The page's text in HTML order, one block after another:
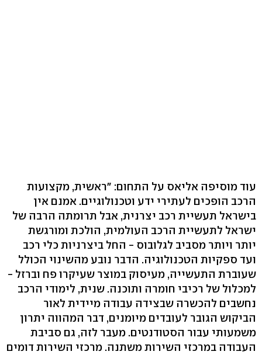
עוד מוסיפה אליאס על התחום: "ראשית, מקצועות
הרכב הופכים לעתירי ידע וטכנולוגיים. אמנם אין
בישראל תעשיית רכב יצרנית, אבל תרומתה הרבה של
ישראל לתעשיית הרכב העולמית, הולכת ומורגשת
יותר ויותר מסביב לגלובוס - החל ביצרניות כלי רכב
ועד ספקיות הטכנולוגיה. הדבר נובע מהשינוי הכולל
שעוברת התעשייה, מעיסוק במוצר שעיקרו פח וברזל -
למכלול של רכיבי חומרה ותוכנה. שנית, לימודי הרכב
נחשבים להכשרה שבצידה עבודה מיידית לאור
הביקוש הגובר לעובדים מיומנים, דבר המהווה יתרון
משמעותי עבור הסטודנטים. מעבר לזה, גם סביבת
העבודה במרכזי השירות משתנה. מרכזי השירות דומים